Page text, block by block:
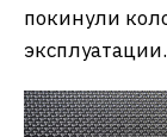
покинули
эксплуатации.